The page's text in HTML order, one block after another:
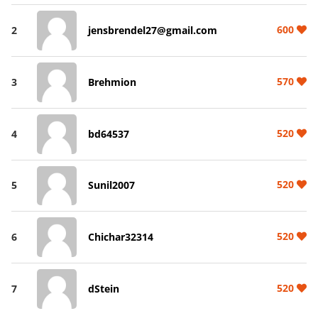
2 jensbrendel27@gmail.com 600
3 Brehmion 570
4 bd64537 520
5 Sunil2007 520
6 Chichar32314 520
7 dStein 520